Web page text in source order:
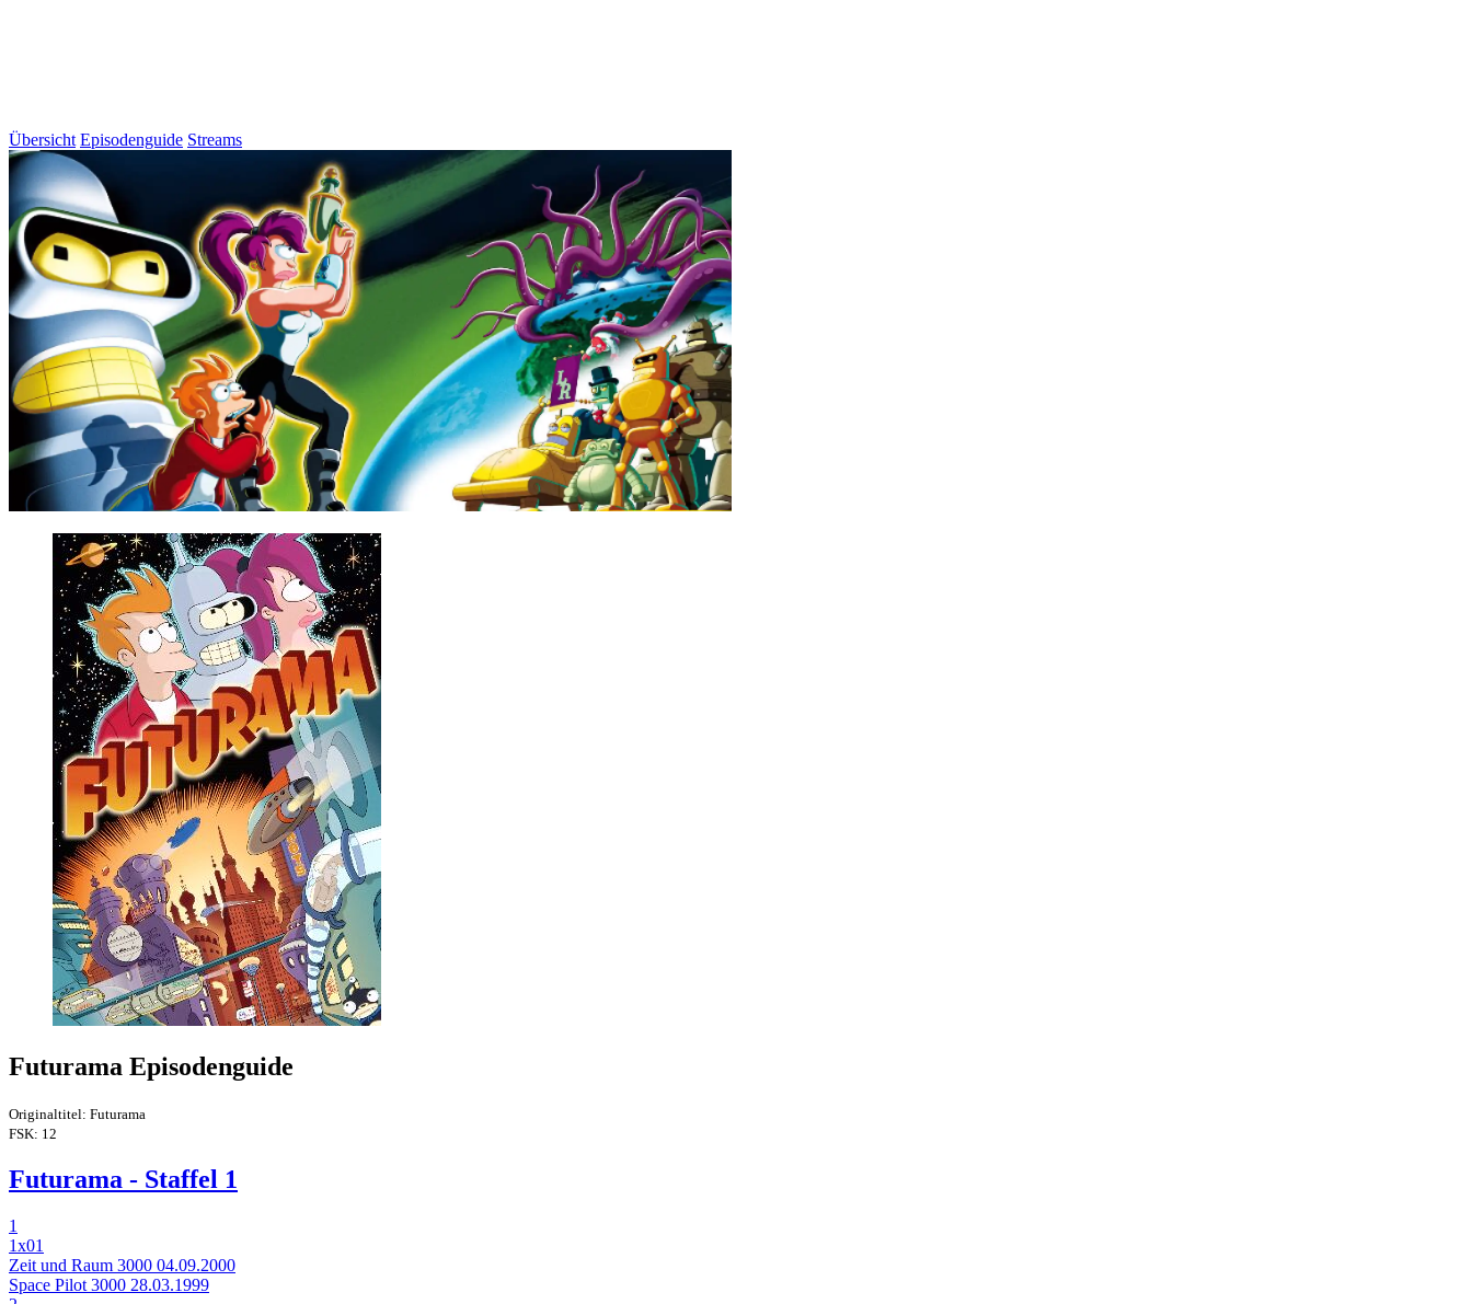
Übersicht Episodenguide Streams
Futurama Episodenguide
Originaltitel: Futurama
FSK: 12
Futurama - Staffel 1
1
1x01
Zeit und Raum 3000 04.09.2000
Space Pilot 3000 28.03.1999